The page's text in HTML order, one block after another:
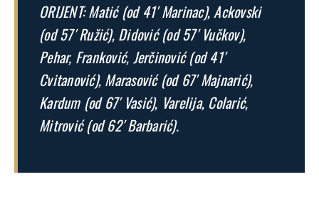
ORIJENT: Matić (od 41′ Marinac), Ackovski
(od 57′ Ružić), Didović (od 57′ Vučkov),
Pehar, Franković, Jerčinović (od 41′
Cvitanović), Marasović (od 67′ Majnarić),
Kardum (od 67′ Vasić), Varelija, Colarić,
Mitrović (od 62′ Barbarić).